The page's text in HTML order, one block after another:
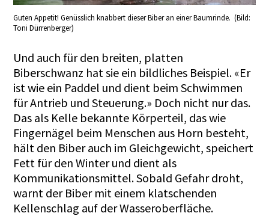
Guten Appetit! Genüsslich knabbert dieser Biber an einer Baumrinde. (Bild:
Toni Dürrenberger)
Und auch für den breiten, platten
Biberschwanz hat sie ein bildliches Beispiel. «Er
ist wie ein Paddel und dient beim Schwimmen
für Antrieb und Steuerung.» Doch nicht nur das.
Das als Kelle bekannte Körperteil, das wie
Fingernägel beim Menschen aus Horn besteht,
hält den Biber auch im Gleichgewicht, speichert
Fett für den Winter und dient als
Kommunikationsmittel. Sobald Gefahr droht,
warnt der Biber mit einem klatschenden
Kellenschlag auf der Wasseroberfläche.